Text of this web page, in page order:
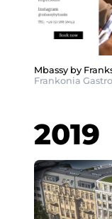
Mbassy by
Frankonia
2019